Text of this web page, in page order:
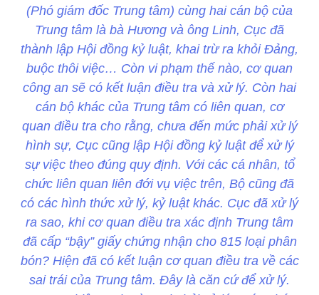
(Phó giám đốc Trung tâm) cùng hai cán bộ của
Trung tâm là bà Hương và ông Linh, Cục đã
thành lập Hội đồng kỷ luật, khai trừ ra khỏi Đảng,
buộc thôi việc… Còn vi phạm thế nào, cơ quan
công an sẽ có kết luận điều tra và xử lý. Còn hai
cán bộ khác của Trung tâm có liên quan, cơ
quan điều tra cho rằng, chưa đến mức phải xử lý
hình sự, Cục cũng lập Hội đồng kỷ luật để xử lý
sự việc theo đúng quy định. Với các cá nhân, tổ
chức liên quan liên đới vụ việc trên, Bộ cũng đã
có các hình thức xử lý, kỷ luật khác. Cục đã xử lý
ra sao, khi cơ quan điều tra xác định Trung tâm
đã cấp “bậy” giấy chứng nhận cho 815 loại phân
bón? Hiện đã có kết luận cơ quan điều tra về các
sai trái của Trung tâm. Đây là căn cứ để xử lý.